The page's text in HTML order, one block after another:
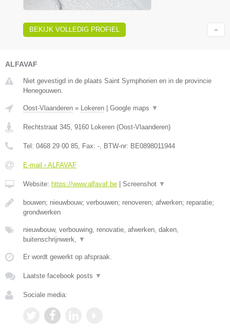
BEKIJK VOLLEDIG PROFIEL
ALFAVAF
Niet gevestigd in de plaats Saint Symphorien en in de provincie
Henegouwen.
Oost-Vlaanderen » Lokeren Google maps ▼
Rechtstraat 345 9160 Lokeren (Oost-Vlaanderen)
Tel: 0468 29 00 85 , Fax: - , BTW-nr: BE0898011944
E-mail › ALFAVAF
Website: https://www.alfavaf.be Screenshot ▼
bouwen; nieuwbouw; verbouwen; renoveren; afwerken; reparatie;
grondwerken
nieuwbouw, verbouwing, renovatie, afwerken, daken,
buitenschrijnwerk,
▼
Er wordt gewerkt op afspraak.
Laatste facebook posts ▼
Sociale media: